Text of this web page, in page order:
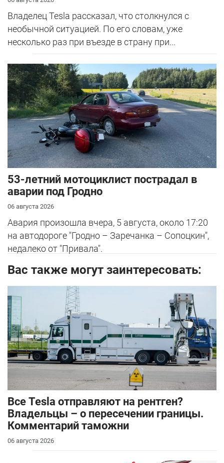
Владелец Tesla рассказал, что столкнулся с
необычной ситуацией. По его словам, уже
несколько раз при въезде в страну при...
53-летний мотоциклист пострадал в
аварии под Гродно
06 августа 2026
Авария произошла вчера, 5 августа, около 17:20
на автодороге "Гродно – Заречанка – Сопоцкин",
недалеко от "Привала".
Вас также могут заинтересовать:
Все Tesla отправляют на рентген?
Владельцы – о пересечении границы.
Комментарий таможни
06 августа 2026